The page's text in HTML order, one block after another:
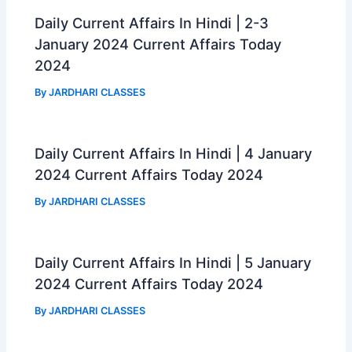
p m
Daily Current Affairs In Hindi | 2-3
January 2024 Current Affairs Today
2024
ByJARDHARI CLASSES
Daily Current Affairs In Hindi | 4 January
2024 Current Affairs Today 2024
ByJARDHARI CLASSES
Daily Current Affairs In Hindi | 5 January
2024 Current Affairs Today 2024
ByJARDHARI CLASSES